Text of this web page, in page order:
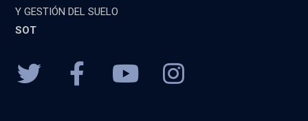
Y GESTIÓN DEL SUELO
SOT